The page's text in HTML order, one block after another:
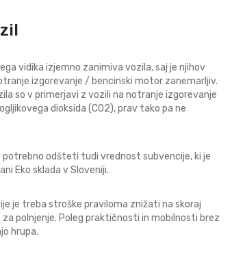
vidika izjemno zanimiva vozila, saj je njihov
izgorevanje / bencinski motor zanemarljiv.
so v primerjavi z vozili na notranje izgorevanje
dioksida (CO2), prav tako pa ne
potrebno odšteti tudi vrednost subvencije, ki je
Eko sklada v Sloveniji.
je treba stroške praviloma znižati na skoraj
polnjenje. Poleg praktičnosti in mobilnosti brez
hrupa.